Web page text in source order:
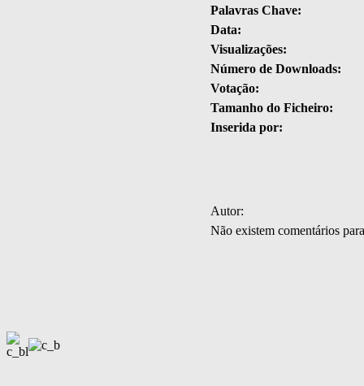
Palavras Chave:
Data:
Visualizações:
Número de Downloads:
Votação:
Tamanho do Ficheiro:
Inserida por:
Autor:
Não existem comentários